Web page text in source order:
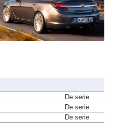
De serie
De serie
De serie